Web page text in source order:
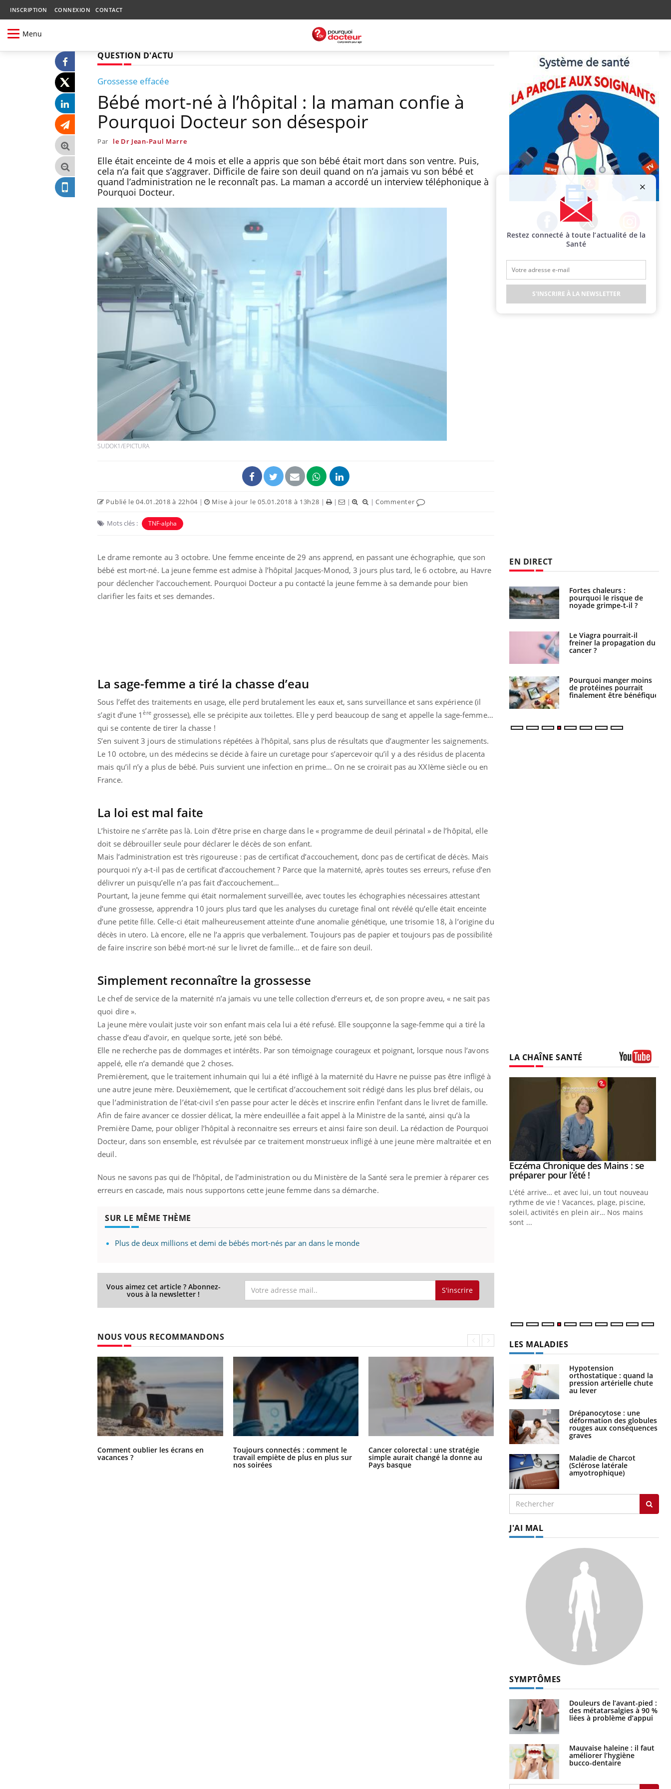
INSCRIPTION CONNEXION CONTACT
Menu
QUESTION D'ACTU
Grossesse effacée
Bébé mort-né à l’hôpital : la maman confie à
Pourquoi Docteur son désespoir
Par le Dr Jean-Paul Marre
Elle était enceinte de 4 mois et elle a appris que son bébé était mort dans son ventre. Puis,
cela n’a fait que s’aggraver. Difficile de faire son deuil quand on n’a jamais vu son bébé et
quand l’administration ne le reconnaît pas. La maman a accordé un interview téléphonique à
Pourquoi Docteur.
SUDOK1/EPICTURA
Publié le 04.01.2018 à 22h04 | Mise à jour le 05.01.2018 à 13h28 | | | |Commenter
Mots clés : TNF-alpha
Le drame remonte au 3 octobre. Une femme enceinte de 29 ans apprend, en passant une échographie, que son
bébé est mort-né. La jeune femme est admise à l’hôpital Jacques-Monod, 3 jours plus tard, le 6 octobre, au Havre
pour déclencher l’accouchement. Pourquoi Docteur a pu contacté la jeune femme à sa demande pour bien
clarifier les faits et ses demandes.
La sage-femme a tiré la chasse d’eau
Sous l’effet des traitements en usage, elle perd brutalement les eaux et, sans surveillance et sans expérience (il
s’agit d’une 1èregrossesse), elle se précipite aux toilettes. Elle y perd beaucoup de sang et appelle la sage-femme…
qui se contente de tirer la chasse !
S’en suivent 3 jours de stimulations répétées à l’hôpital, sans plus de résultats que d’augmenter les saignements.
Le 10 octobre, un des médecins se décide à faire un curetage pour s’apercevoir qu’il y a des résidus de placenta
mais qu’il n’y a plus de bébé. Puis survient une infection en prime… On ne se croirait pas au XXIème siècle ou en
France.
La loi est mal faite
L’histoire ne s’arrête pas là. Loin d’être prise en charge dans le « programme de deuil périnatal » de l’hôpital, elle
doit se débrouiller seule pour déclarer le décès de son enfant.
Mais l’administration est très rigoureuse : pas de certificat d’accouchement, donc pas de certificat de décès. Mais
pourquoi n’y a-t-il pas de certificat d’accouchement ? Parce que la maternité, après toutes ses erreurs, refuse d’en
délivrer un puisqu’elle n’a pas fait d’accouchement…
Pourtant, la jeune femme qui était normalement surveillée, avec toutes les échographies nécessaires attestant
d’une grossesse, apprendra 10 jours plus tard que les analyses du curetage final ont révélé qu’elle était enceinte
d’une petite fille. Celle-ci était malheureusement atteinte d’une anomalie génétique, une trisomie 18, à l’origine du
décès in utero. Là encore, elle ne l’a appris que verbalement. Toujours pas de papier et toujours pas de possibilité
de faire inscrire son bébé mort-né sur le livret de famille… et de faire son deuil.
Simplement reconnaître la grossesse
Le chef de service de la maternité n’a jamais vu une telle collection d’erreurs et, de son propre aveu, « ne sait pas
quoi dire ».
La jeune mère voulait juste voir son enfant mais cela lui a été refusé. Elle soupçonne la sage-femme qui a tiré la
chasse d’eau d’avoir, en quelque sorte, jeté son bébé.
Elle ne recherche pas de dommages et intérêts. Par son témoignage courageux et poignant, lorsque nous l’avons
appelé, elle n’a demandé que 2 choses.
Premièrement, que le traitement inhumain qui lui a été infligé à la maternité du Havre ne puisse pas être infligé à
une autre jeune mère. Deuxièmement, que le certificat d’accouchement soit rédigé dans les plus bref délais, ou
que l’administration de l’état-civil s’en passe pour acter le décès et inscrire enfin l’enfant dans le livret de famille.
Afin de faire avancer ce dossier délicat, la mère endeuillée a fait appel à la Ministre de la santé, ainsi qu’à la
Première Dame, pour obliger l’hôpital à reconnaitre ses erreurs et ainsi faire son deuil. La rédaction de Pourquoi
Docteur, dans son ensemble, est révulsée par ce traitement monstrueux infligé à une jeune mère maltraitée et en
deuil.
Nous ne savons pas qui de l’hôpital, de l’administration ou du Ministère de la Santé sera le premier à réparer ces
erreurs en cascade, mais nous supportons cette jeune femme dans sa démarche.
SUR LE MÊME THÈME
Plus de deux millions et demi de bébés mort-nés par an dans le monde
Vous aimez cet article ? Abonnez-
vous à la newsletter ! S'inscrire
NOUS VOUS RECOMMANDONS
Comment oublier les écrans en
vacances ?
Toujours connectés : comment le
travail empiète de plus en plus sur
nos soirées
Cancer colorectal : une stratégie
simple aurait changé la donne au
Pays basque
que se passe-t-il dans le sud de la
France ?
Facebook Twitter Instagram
EN DIRECT
West Nile : que se passe-
Cytomégalovirus : ce qui
change dans la prise en
enceintes
La sieste empêche-t-elle
Pourquoi votre ventre
gâche-t-il les premiers
Fortes chaleurs :
pourquoi le risque de
noyade grimpe-t-il ?
Le Viagra pourrait-il
freiner la propagation du
cancer ?
Pourquoi manger moins
de protéines pourrait
finalement être bénéfique
Grossesse et chaleur : ce
que dit la science
Le smartphone nuit-il à
l'apprentissage de la
lecture ?
Mordue par une tique en
vacances, elle reste dans
le coma pendant 42 jours
LA CHAÎNE SANTÉ
Carence en fer : comprendre pour
Youtube
Fatigue, irritabilité, brouillard mental ou
même alopécie… Les symptômes de la
carence en fer sont multiples ce qui la rend
osait en parler??Youtube
En 2026, l'insuline dans le diabète de type 2
Youtube
Eczéma Chronique des Mains : se
préparer pour l’été !Youtube
L'été arrive… et avec lui, un tout nouveau
rythme de vie ! Vacances, plage, piscine,
soleil, activités en plein air… Nos mains
sont ...
LES MALADIES
Hypotension
orthostatique : quand la
pression artérielle chute
au lever
Drépanocytose : une
déformation des globules
rouges aux conséquences
graves
Maladie de Charcot
(Sclérose latérale
amyotrophique)
J'AI MAL
SYMPTÔMES
Douleurs de l’avant-pied :
des métatarsalgies à 90 %
liées à problème d’appui
Mauvaise haleine : il faut
améliorer l’hygiène
bucco-dentaire
Restez connecté à toute l’actualité de la
Santé
S'INSCRIRE À LA NEWSLETTER